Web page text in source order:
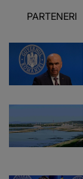
PARTENERI